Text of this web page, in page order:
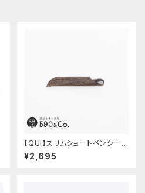
【QUI】スリムショートペンシー
ス・クードゥー (ストーン)
¥2,695